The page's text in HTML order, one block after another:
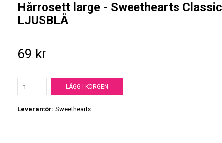
Hårrosett large - Sweethearts Classic
LJUSBLÅ
69 kr
LÄGG I KORGEN
Leverantör: Sweethearts